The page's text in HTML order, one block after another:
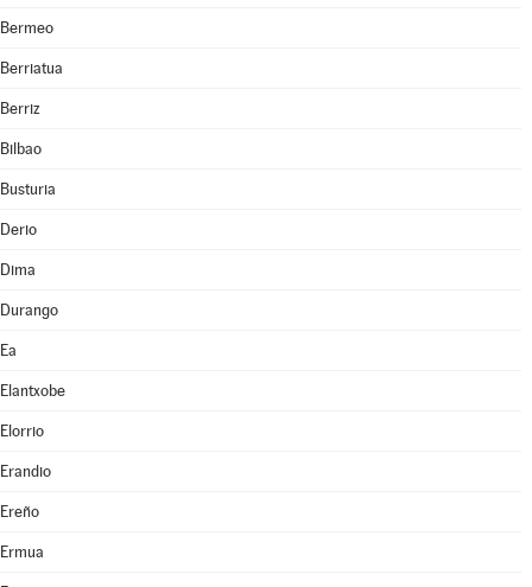
Bermeo
Berriatua
Berriz
Bilbao
Busturia
Derio
Dima
Durango
Ea
Elantxobe
Elorrio
Erandio
Ereño
Ermua